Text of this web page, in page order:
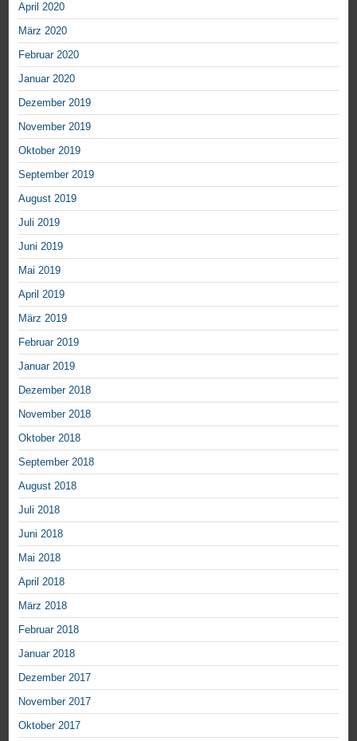
April 2020
März 2020
Februar 2020
Januar 2020
Dezember 2019
November 2019
Oktober 2019
September 2019
August 2019
Juli 2019
Juni 2019
Mai 2019
April 2019
März 2019
Februar 2019
Januar 2019
Dezember 2018
November 2018
Oktober 2018
September 2018
August 2018
Juli 2018
Juni 2018
Mai 2018
April 2018
März 2018
Februar 2018
Januar 2018
Dezember 2017
November 2017
Oktober 2017